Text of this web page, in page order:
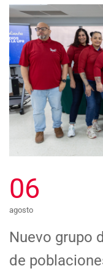
06
agosto
Nuevo grupo
de